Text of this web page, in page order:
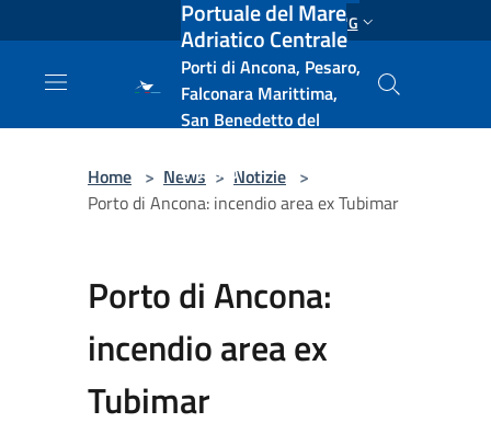
Salta al contenuto principale ENG
Portuale del Mare
Adriatico Centrale
Porti di Ancona, Pesaro,
Falconara Marittima,
San Benedetto del
e Vasto
Home > News > Notizie >
Porto di Ancona: incendio area ex Tubimar
Porto di Ancona:
incendio area ex
Tubimar